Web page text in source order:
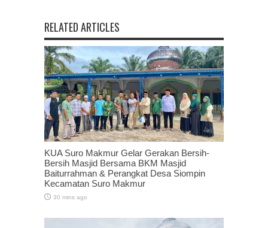
RELATED ARTICLES
KUA Suro Makmur Gelar Gerakan Bersih-
Bersih Masjid Bersama BKM Masjid
Baiturrahman & Perangkat Desa Siompin
Kecamatan Suro Makmur
30 mins ago